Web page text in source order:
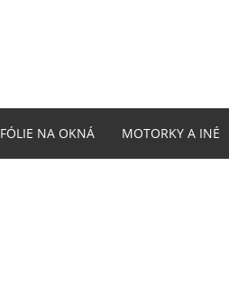
FÓLIE NA OKNÁ MOTORKY A INÉ